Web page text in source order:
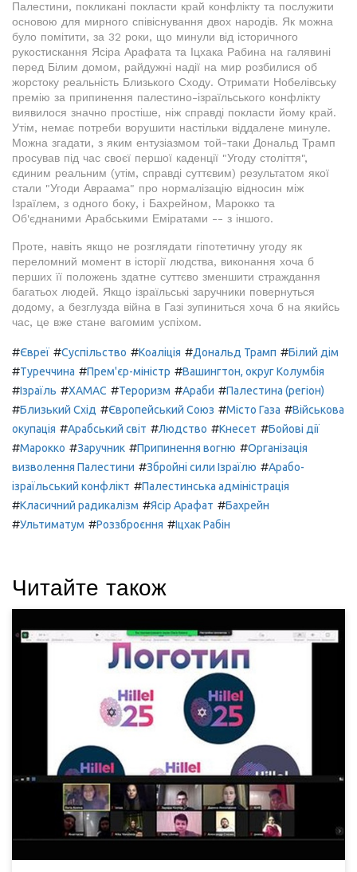
Палестини, покликані покласти край конфлікту та послужити
основою для мирного співіснування двох народів. Як можна
було помітити, за 32 роки, що минули від історичного
рукостискання Ясіра Арафата та Іцхака Рабина на галявині
перед Білим домом, райдужні надії на мир розбилися об
жорстоку реальність Близького Сходу. Отримати Нобелівську
премію за припинення палестино-ізраїльського конфлікту
виявилося значно простіше, ніж справді покласти йому край.
Утім, немає потреби ворушити настільки віддалене минуле.
Можна згадати, з яким ентузіазмом той-таки Дональд Трамп
просував під час своєї першої каденції "Угоду століття",
єдиним реальним (утім, справді суттєвим) результатом якої
стали "Угоди Авраама" про нормалізацію відносин між
Ізраїлем, з одного боку, і Бахрейном, Марокко та
Об'єднаними Арабськими Еміратами -- з іншого.
Проте, навіть якщо не розглядати гіпотетичну угоду як
переломний момент в історії людства, виконання хоча б
перших її положень здатне суттєво зменшити страждання
багатьох людей. Якщо ізраїльські заручники повернуться
додому, а безглузда війна в Газі зупиниться хоча б на якийсь
час, це вже стане вагомим успіхом.
#Євреї #Суспільство #Коаліція #Дональд Трамп #Білий дім
#Туреччина #Прем'єр-міністр #Вашингтон, округ Колумбія
#Ізраїль #ХАМАС #Тероризм #Араби #Палестина (регіон)
#Близький Схід #Європейський Союз #Місто Газа #Військова
окупація #Арабський світ #Людство #Кнесет #Бойові дії
#Марокко #Заручник #Припинення вогню #Організація
визволення Палестини #Збройні сили Ізраїлю #Арабо-
ізраїльський конфлікт #Палестинська адміністрація
#Класичний радикалізм #Ясір Арафат #Бахрейн
#Ультиматум #Роззброєння #Іцхак Рабін
Читайте також